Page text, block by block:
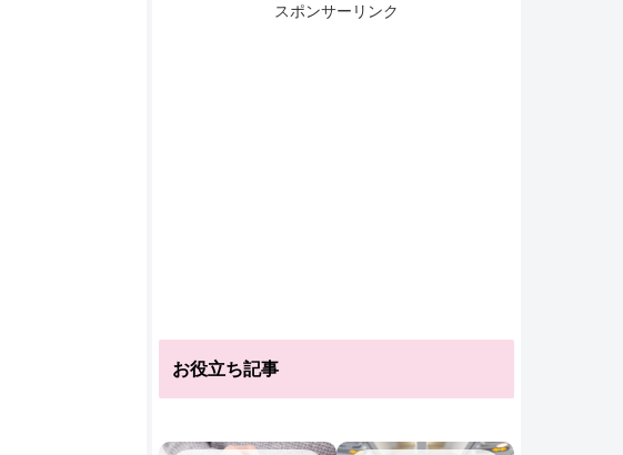
スポンサーリンク
お役立ち記事